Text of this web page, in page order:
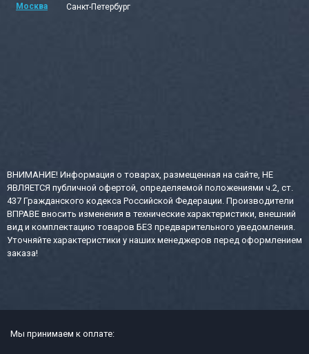
Москва Санкт-Петербург
ВНИМАНИЕ! Информация о товарах, размещенная на сайте, НЕ
ЯВЛЯЕТСЯ публичной офертой, определяемой положениями ч.2, ст.
437 Гражданского кодекса Российской Федерации. Производители
ВПРАВЕ вносить изменения в технические характеристики, внешний
вид и комплектацию товаров БЕЗ предварительного уведомления.
Уточняйте характеристики у наших менеджеров перед оформлением
заказа!
Мы принимаем к оплате: